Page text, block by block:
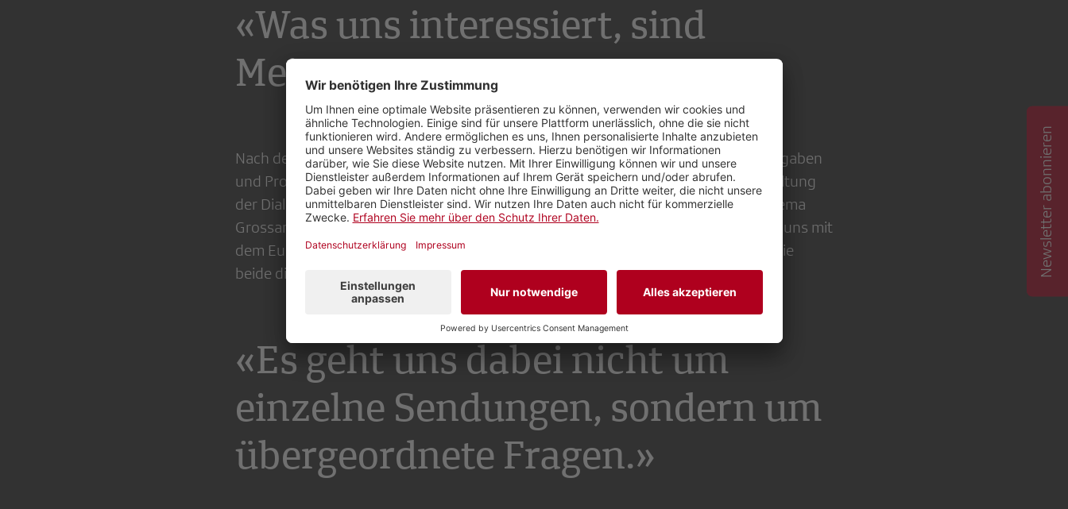
«Was uns interessiert, sind
Meinungen.»
Nach der Anfangsphase, in der wir uns als Leitungsteam gefunden und unsere Aufgaben
und Prozesse definiert haben, sind wir aktuell intensiv mit der konkreten Ausgestaltung
der Dialogfenster beschäftigt. Als erstes nimmt sich der neue Publikumsrat das Thema
Grossanlässe und deren Übertragung in den Medien vor. Konkret beschäftigen wir uns mit
dem Eurovision Song Contest und der Fussball-Europameisterschaft der Frauen, die
beide dieses Jahr in der Schweiz ausgetragen werden.
«Es geht uns dabei nicht um
einzelne Sendungen, sondern um
übergeordnete Fragen.»
Newsletter abonnieren